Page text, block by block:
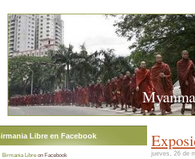
jueves, 26 de
Libre en Facebook
Birmania Libre on Facebook